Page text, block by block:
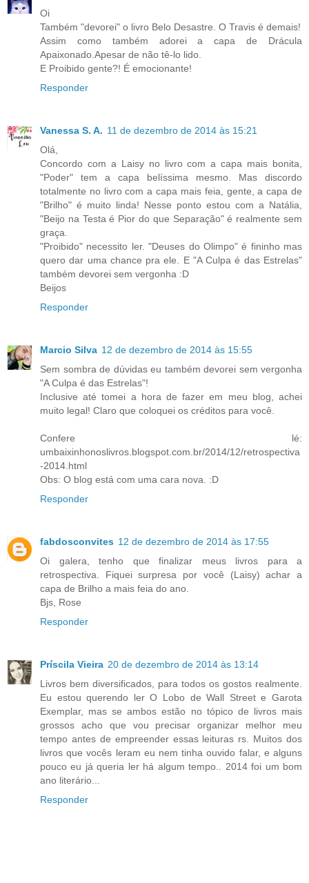
Oi
Também "devorei" o livro Belo Desastre. O Travis é demais!
Assim como também adorei a capa de Drácula
Apaixonado.Apesar de não tê-lo lido.
E Proibido gente?! É emocionante!
Responder
Vanessa S. A. 11 de dezembro de 2014 às 15:21
Olá,
Concordo com a Laisy no livro com a capa mais bonita,
"Poder" tem a capa belíssima mesmo. Mas discordo
totalmente no livro com a capa mais feia, gente, a capa de
"Brilho" é muito linda! Nesse ponto estou com a Natália,
"Beijo na Testa é Pior do que Separação" é realmente sem
graça.
"Proibido" necessito ler. "Deuses do Olimpo" é fininho mas
quero dar uma chance pra ele. E "A Culpa é das Estrelas"
também devorei sem vergonha :D
Beijos
Responder
Marcio Silva 12 de dezembro de 2014 às 15:55
Sem sombra de dúvidas eu também devorei sem vergonha
"A Culpa é das Estrelas"!
Inclusive até tomei a hora de fazer em meu blog, achei
muito legal! Claro que coloquei os créditos para você.
Confere lé:
umbaixinhonoslivros.blogspot.com.br/2014/12/retrospectiva
-2014.html
Obs: O blog está com uma cara nova. :D
Responder
fabdosconvites 12 de dezembro de 2014 às 17:55
Oi galera, tenho que finalizar meus livros para a
retrospectiva. Fiquei surpresa por você (Laisy) achar a
capa de Brilho a mais feia do ano.
Bjs, Rose
Responder
Príscila Vieira 20 de dezembro de 2014 às 13:14
Livros bem diversificados, para todos os gostos realmente.
Eu estou querendo ler O Lobo de Wall Street e Garota
Exemplar, mas se ambos estão no tópico de livros mais
grossos acho que vou precisar organizar melhor meu
tempo antes de empreender essas leituras rs. Muitos dos
livros que vocês leram eu nem tinha ouvido falar, e alguns
pouco eu já queria ler há algum tempo.. 2014 foi um bom
ano literário...
Responder